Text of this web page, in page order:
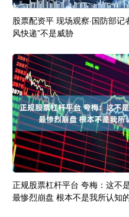
股票配资平 现场观察·国防部记
风快递”不是威胁
正规股票杠杆平台 夸梅：这不
最惨烈崩盘 根本不是我所认知